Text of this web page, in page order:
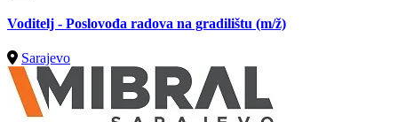
Voditelj - Poslovođa radova na gradilištu (m/ž)
Sarajevo